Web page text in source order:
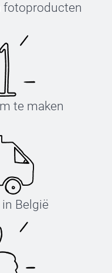
fotoproducten
te maken
België